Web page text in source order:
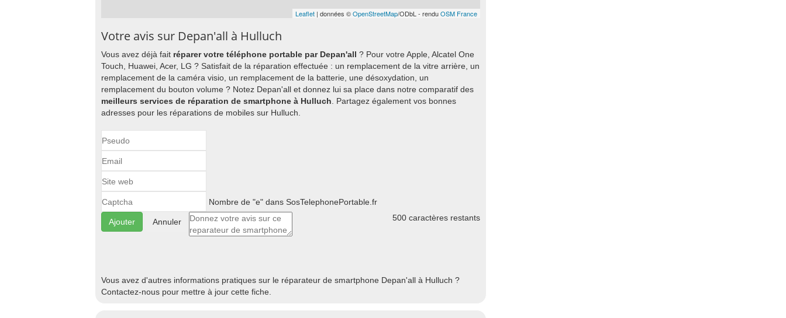
Leaflet | données ©OpenStreetMap/ODbL - renduOSM France
Votre avis sur Depan'all à Hulluch
Vous avez déjà fait réparer votre téléphone portable par Depan'all ? Pour votre Apple, Alcatel One
Touch, Huawei, Acer, LG ? Satisfait de la réparation effectuée : un remplacement de la vitre arrière, un
remplacement de la caméra visio, un remplacement de la batterie, une désoxydation, un
remplacement du bouton volume ? Notez Depan'all et donnez lui sa place dans notre comparatif des
meilleurs services de réparation de smartphone à Hulluch . Partagez également vos bonnes
adresses pour les réparations de mobiles sur Hulluch.
Nombre de "e" dans SosTelephonePortable.fr
Annuler 500 caractères restants
Vous avez d'autres informations pratiques sur le réparateur de smartphone Depan'all à Hulluch ?
Contactez-nous pour mettre à jour cette fiche.